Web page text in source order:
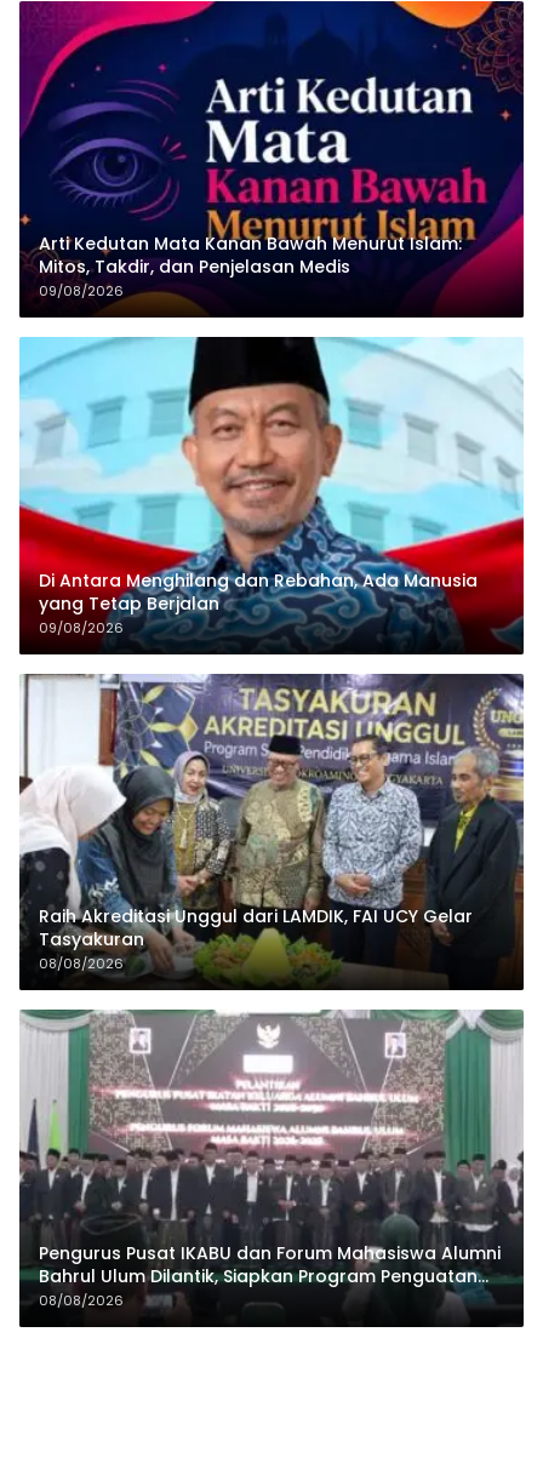
Arti Kedutan Mata Kanan Bawah Menurut Islam:
Mitos, Takdir, dan Penjelasan Medis
09/08/2026
Di Antara Menghilang dan Rebahan, Ada Manusia
yang Tetap Berjalan
09/08/2026
Raih Akreditasi Unggul dari LAMDIK, FAI UCY Gelar
Tasyakuran
08/08/2026
Pengurus Pusat IKABU dan Forum Mahasiswa Alumni
Bahrul Ulum Dilantik, Siapkan Program Penguatan
Organisasi dan Ekonomi
08/08/2026